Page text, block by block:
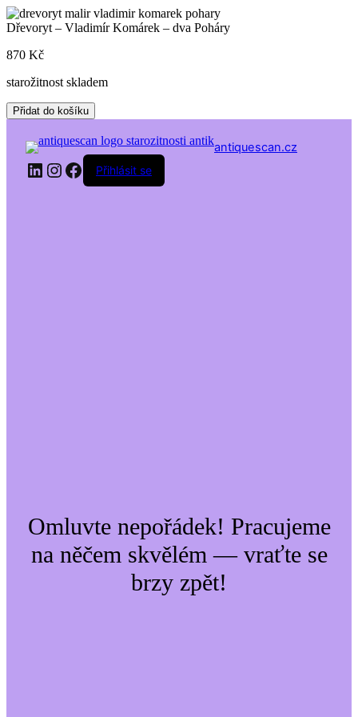
Skip
to
Dřevoryt – Vladimír Komárek – dva Poháry
870 Kč
starožitnost skladem
Dřevoryt
-
Vladimír
Komárek
Přidat do košíku
antiquescan.cz
LinkedIn
Instagram
Facebook
Přihlásit se
Omluvte nepořádek! Pracujeme
na něčem skvělém — vraťte se
brzy zpět!